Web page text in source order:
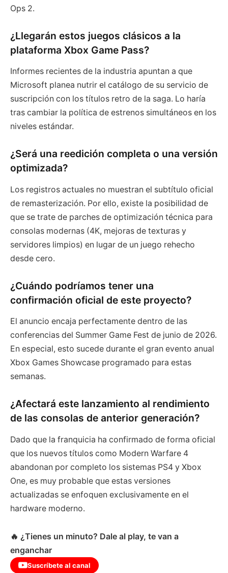
Ops 2.
¿Llegarán estos juegos clásicos a la
plataforma Xbox Game Pass?
Informes recientes de la industria apuntan a que
Microsoft planea nutrir el catálogo de su servicio de
suscripción con los títulos retro de la saga. Lo haría
tras cambiar la política de estrenos simultáneos en los
niveles estándar.
¿Será una reedición completa o una versión
optimizada?
Los registros actuales no muestran el subtítulo oficial
de remasterización. Por ello, existe la posibilidad de
que se trate de parches de optimización técnica para
consolas modernas (4K, mejoras de texturas y
servidores limpios) en lugar de un juego rehecho
desde cero.
¿Cuándo podríamos tener una
confirmación oficial de este proyecto?
El anuncio encaja perfectamente dentro de las
conferencias del Summer Game Fest de junio de 2026.
En especial, esto sucede durante el gran evento anual
Xbox Games Showcase programado para estas
semanas.
¿Afectará este lanzamiento al rendimiento
de las consolas de anterior generación?
Dado que la franquicia ha confirmado de forma oficial
que los nuevos títulos como Modern Warfare 4
abandonan por completo los sistemas PS4 y Xbox
One, es muy probable que estas versiones
actualizadas se enfoquen exclusivamente en el
hardware moderno.
🔥 ¿Tienes un minuto? Dale al play, te van a
enganchar
Suscríbete al canal